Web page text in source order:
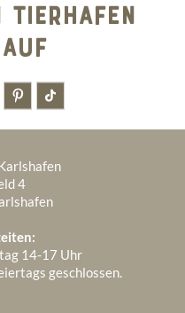
4
14-17 Uhr
geschlossen.